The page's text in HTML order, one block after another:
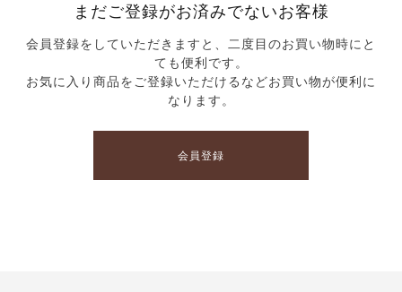
まだご登録がお済みでないお客様
会員登録をしていただきますと、二度目のお買い物時にと
ても便利です。
お気に入り商品をご登録いただけるなどお買い物が便利に
なります。
会員登録